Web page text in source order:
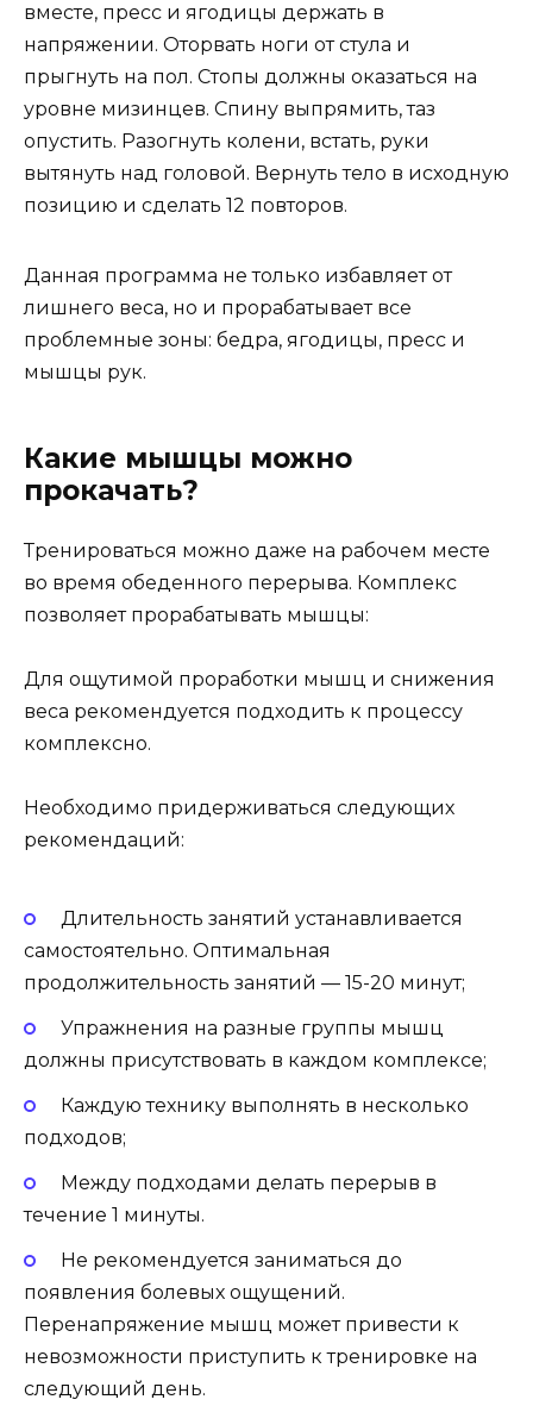
вместе, пресс и ягодицы держать в
напряжении. Оторвать ноги от стула и
прыгнуть на пол. Стопы должны оказаться на
уровне мизинцев. Спину выпрямить, таз
опустить. Разогнуть колени, встать, руки
вытянуть над головой. Вернуть тело в исходную
позицию и сделать 12 повторов.
Данная программа не только избавляет от
лишнего веса, но и прорабатывает все
проблемные зоны: бедра, ягодицы, пресс и
мышцы рук.
Какие мышцы можно
прокачать?
Тренироваться можно даже на рабочем месте
во время обеденного перерыва. Комплекс
позволяет прорабатывать мышцы:
Для ощутимой проработки мышц и снижения
веса рекомендуется подходить к процессу
комплексно.
Необходимо придерживаться следующих
рекомендаций:
Длительность занятий устанавливается
самостоятельно. Оптимальная
продолжительность занятий — 15-20 минут;
Упражнения на разные группы мышц
должны присутствовать в каждом комплексе;
Каждую технику выполнять в несколько
подходов;
Между подходами делать перерыв в
течение 1 минуты.
Не рекомендуется заниматься до
появления болевых ощущений.
Перенапряжение мышц может привести к
невозможности приступить к тренировке на
следующий день.